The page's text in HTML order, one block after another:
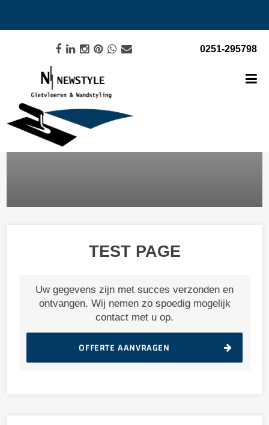
0251-295798
TEST PAGE
Uw gegevens zijn met succes verzonden en
ontvangen. Wij nemen zo spoedig mogelijk
contact met u op.
OFFERTE AANVRAGEN